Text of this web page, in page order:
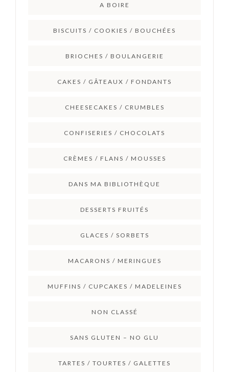
A BOIRE
BISCUITS / COOKIES / BOUCHÉES
BRIOCHES / BOULANGERIE
CAKES / GÂTEAUX / FONDANTS
CHEESECAKES / CRUMBLES
CONFISERIES / CHOCOLATS
CRÈMES / FLANS / MOUSSES
DANS MA BIBLIOTHÈQUE
DESSERTS FRUITÉS
GLACES / SORBETS
MACARONS / MERINGUES
MUFFINS / CUPCAKES / MADELEINES
NON CLASSÉ
SANS GLUTEN – NO GLU
TARTES / TOURTES / GALETTES